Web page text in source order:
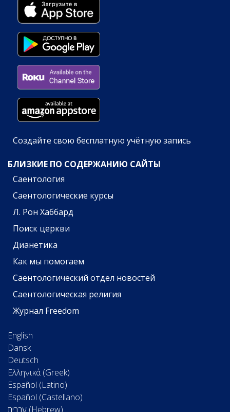
Создайте свою бесплатную учётную запись
БЛИЗКИЕ ПО СОДЕРЖАНИЮ САЙТЫ
Саентология
Саентологические курсы
Л. Рон Хаббард
Поиск церкви
Дианетика
Как мы помогаем
Саентологический отдел новостей
Саентологическая религия
Журнал Freedom
English
Dansk
Deutsch
Ελληνικά (Greek)
Español (Latino)
Español (Castellano)